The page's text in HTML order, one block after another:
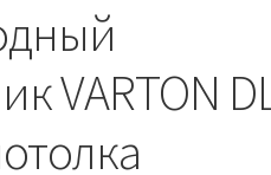
выбора вводного щитка
VARTON